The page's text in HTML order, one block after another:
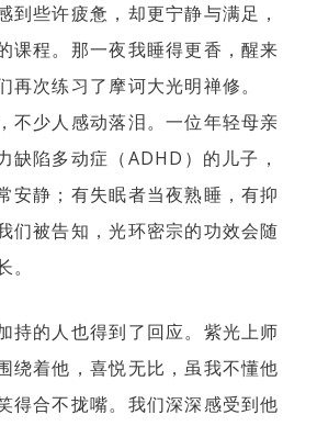
到些许疲惫，却更宁静与满足，
课程。那一夜我睡得更香，醒来
再次练习了摩诃大光明禅修。
不少人感动落泪。一位年轻母亲
缺陷多动症（ADHD）的儿子，
安静；有失眠者当夜熟睡，有抑
们被告知，光环密宗的功效会随
持的人也得到了回应。紫光上师
绕着他，喜悦无比，虽我不懂他
得合不拢嘴。我们深深感受到他